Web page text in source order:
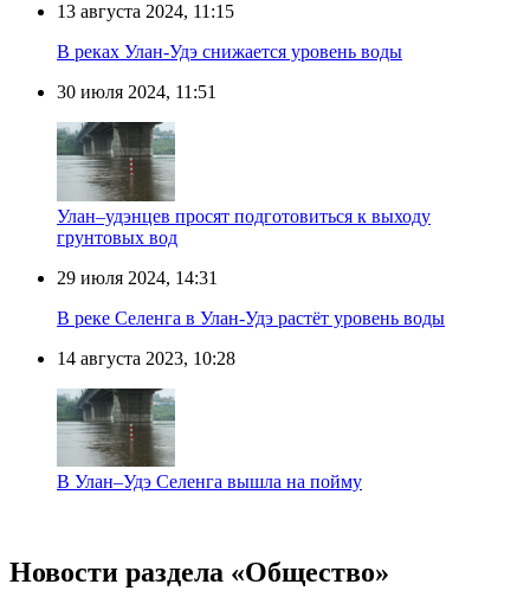
13 августа 2024, 11:15
В реках Улан-Удэ снижается уровень воды
30 июля 2024, 11:51
Улан–удэнцев просят подготовиться к выходу
грунтовых вод
29 июля 2024, 14:31
В реке Селенга в Улан-Удэ растёт уровень воды
14 августа 2023, 10:28
В Улан–Удэ Селенга вышла на пойму
Новости раздела «Общество»